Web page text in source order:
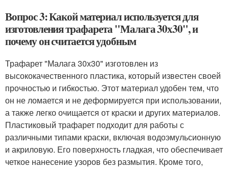
Вопрос 3: Какой материал используется для
изготовления трафарета "Малага 30х30", и
почему он считается удобным
Трафарет "Малага 30х30" изготовлен из
высококачественного пластика, который известен своей
прочностью и гибкостью. Этот материал удобен тем, что
он не ломается и не деформируется при использовании,
а также легко очищается от краски и других материалов.
Пластиковый трафарет подходит для работы с
различными типами краски, включая водоэмульсионную
и акриловую. Его поверхность гладкая, что обеспечивает
четкое нанесение узоров без размытия. Кроме того,